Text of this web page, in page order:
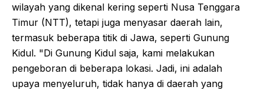
wilayah yang dikenal kering seperti Nusa Tenggara
Timur (NTT), tetapi juga menyasar daerah lain,
termasuk beberapa titik di Jawa, seperti Gunung
Kidul. "Di Gunung Kidul saja, kami melakukan
pengeboran di beberapa lokasi. Jadi, ini adalah
upaya menyeluruh, tidak hanya di daerah yang